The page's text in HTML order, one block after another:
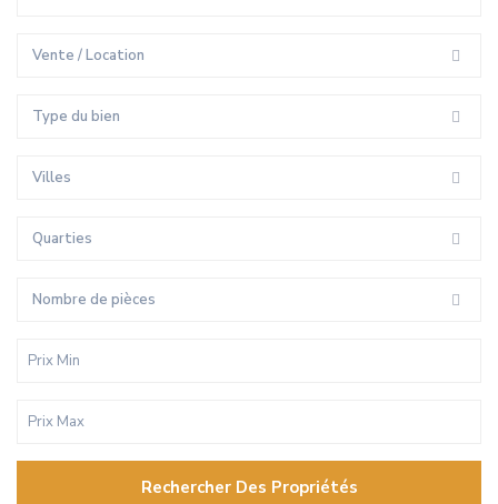
Vente / Location
Type du bien
Villes
Quarties
Nombre de pièces
Rechercher Des Propriétés